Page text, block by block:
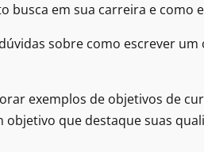
busca em sua carreira e como
sobre como escrever
exemplos de objetivos de
que destaque suas